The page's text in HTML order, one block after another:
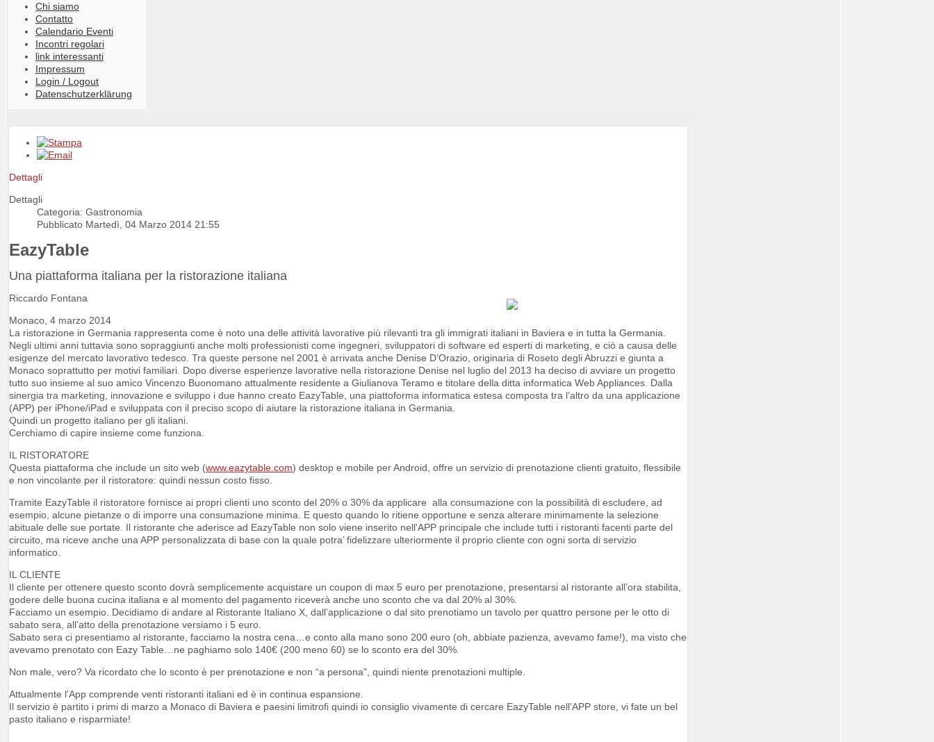
Chi siamo
Contatto
Calendario Eventi
Incontri regolari
link interessanti
Impressum
Login / Logout
Datenschutzerklärung
Dettagli
Dettagli
Categoria: Gastronomia
Pubblicato Martedì, 04 Marzo 2014 21:55
EazyTable
Una piattaforma italiana per la ristorazione italiana
Riccardo Fontana
Monaco, 4 marzo 2014
La ristorazione in Germania rappresenta come è noto una delle attività lavorative più rilevanti tra gli immigrati italiani in Baviera e in tutta la Germania.
Negli ultimi anni tuttavia sono sopraggiunti anche molti professionisti come ingegneri, sviluppatori di software ed esperti di marketing, e ciò a causa delle
esigenze del mercato lavorativo tedesco. Tra queste persone nel 2001 è arrivata anche Denise D’Orazio, originaria di Roseto degli Abruzzi e giunta a
Monaco soprattutto per motivi familiari. Dopo diverse esperienze lavorative nella ristorazione Denise nel luglio del 2013 ha deciso di avviare un progetto
tutto suo insieme al suo amico Vincenzo Buonomano attualmente residente a Giulianova Teramo e titolare della ditta informatica Web Appliances. Dalla
sinergia tra marketing, innovazione e sviluppo i due hanno creato EazyTable, una piattoforma informatica estesa composta tra l’altro da una applicazione
(APP) per iPhone/iPad e sviluppata con il preciso scopo di aiutare la ristorazione italiana in Germania.
Quindi un progetto italiano per gli italiani.
Cerchiamo di capire insieme come funziona.
IL RISTORATORE
Questa piattaforma che include un sito web (www.eazytable.com) desktop e mobile per Android, offre un servizio di prenotazione clienti gratuito, flessibile
e non vincolante per il ristoratore: quindi nessun costo fisso.
Tramite EazyTable il ristoratore fornisce ai propri clienti uno sconto del 20% o 30% da applicare alla consumazione con la possibilità di escludere, ad
esempio, alcune pietanze o di imporre una consumazione minima. E questo quando lo ritiene opportune e senza alterare minimamente la selezione
abituale delle sue portate. Il ristorante che aderisce ad EazyTable non solo viene inserito nell'APP principale che include tutti i ristoranti facenti parte del
circuito, ma riceve anche una APP personalizzata di base con la quale potra’ fidelizzare ulteriormente il proprio cliente con ogni sorta di servizio
informatico.
IL CLIENTE
Il cliente per ottenere questo sconto dovrà semplicemente acquistare un coupon di max 5 euro per prenotazione, presentarsi al ristorante all’ora stabilita,
godere delle buona cucina italiana e al momento del pagamento riceverà anche uno sconto che va dal 20% al 30%.
Facciamo un esempio. Decidiamo di andare al Ristorante Italiano X, dall’applicazione o dal sito prenotiamo un tavolo per quattro persone per le otto di
sabato sera, all’atto della prenotazione versiamo i 5 euro.
Sabato sera ci presentiamo al ristorante, facciamo la nostra cena…e conto alla mano sono 200 euro (oh, abbiate pazienza, avevamo fame!), ma visto che
avevamo prenotato con Eazy Table…ne paghiamo solo 140€ (200 meno 60) se lo sconto era del 30%.
Non male, vero? Va ricordato che lo sconto è per prenotazione e non “a persona", quindi niente prenotazioni multiple.
Attualmente l'App comprende venti ristoranti italiani ed è in continua espansione.
Il servizio è partito i primi di marzo a Monaco di Baviera e paesini limitrofi quindi io consiglio vivamente di cercare EazyTable nell’APP store, vi fate un bel
pasto italiano e risparmiate!